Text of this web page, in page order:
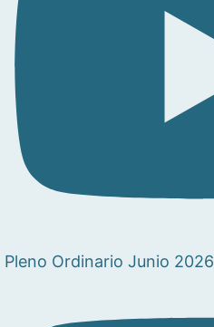
Pleno Ordinario Junio 2026